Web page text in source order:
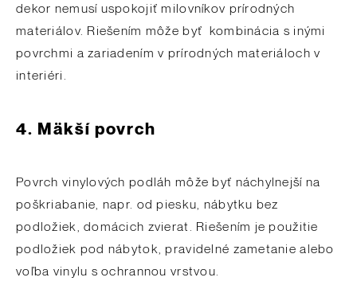
dekor nemusí uspokojiť milovníkov prírodných
materiálov. Riešením môže byť kombinácia s inými
povrchmi a zariadením v prírodných materiáloch v
interiéri.
4. Mäkší povrch
Povrch vinylových podláh môže byť náchylnejší na
poškriabanie, napr. od piesku, nábytku bez
podložiek, domácich zvierat. Riešením je použitie
podložiek pod nábytok, pravidelné zametanie alebo
voľba vinylu s ochrannou vrstvou.